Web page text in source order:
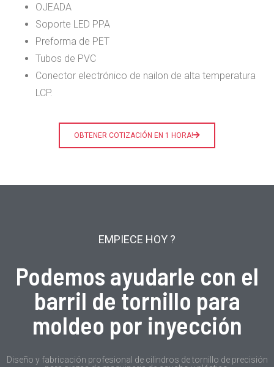
OJEADA
Soporte LED PPA
Preforma de PET
Tubos de PVC
Conector electrónico de nailon de alta temperatura
LCP.
OBTENER COTIZACIÓN EN 1 HORA!
EMPIECE HOY ?
Podemos ayudarle con el
barril de tornillo para
moldeo por inyección
Diseño y fabricación profesional de cilindros de tornillo de precisión